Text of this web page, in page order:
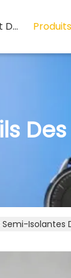
Au Sujet Des Usa Produits
Isolantes